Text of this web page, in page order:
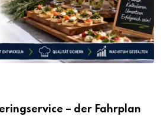
– der Fahrplan